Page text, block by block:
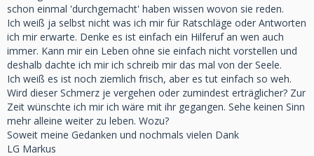
schon einmal 'durchgemacht' haben wissen wovon sie reden.
Ich weiß ja selbst nicht was ich mir für Ratschläge oder Antworten
ich mir erwarte. Denke es ist einfach ein Hilferuf an wen auch
immer. Kann mir ein Leben ohne sie einfach nicht vorstellen und
deshalb dachte ich mir ich schreib mir das mal von der Seele.
Ich weiß es ist noch ziemlich frisch, aber es tut einfach so weh.
Wird dieser Schmerz je vergehen oder zumindest erträglicher? Zur
Zeit wünschte ich mir ich wäre mit ihr gegangen. Sehe keinen Sinn
mehr alleine weiter zu leben. Wozu?
Soweit meine Gedanken und nochmals vielen Dank
LG Markus